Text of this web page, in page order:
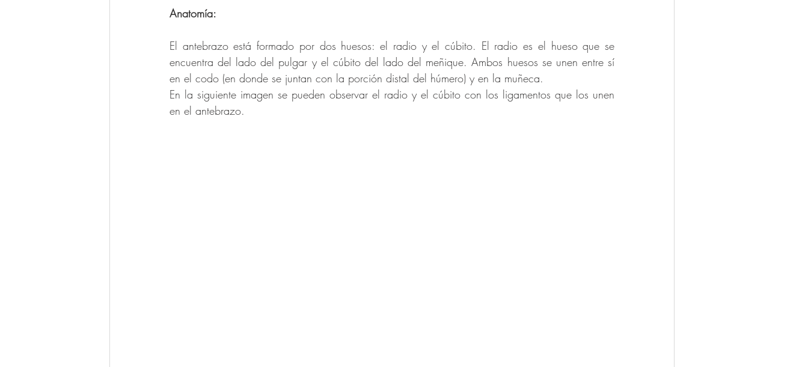
Anatomía:
El antebrazo está formado por dos huesos: el radio y el cúbito. El radio es el hueso que se
encuentra del lado del pulgar y el cúbito del lado del meñique. Ambos huesos se unen entre sí
en el codo (en donde se juntan con la porción distal del húmero) y en la muñeca.
En la siguiente imagen se pueden observar el radio y el cúbito con los ligamentos que los unen
en el antebrazo.